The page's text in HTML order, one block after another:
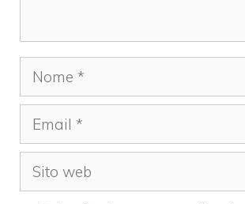
Nome
Email
Sito
web